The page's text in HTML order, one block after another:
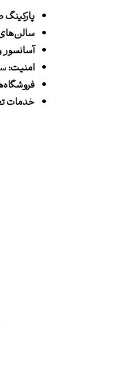
پارکینگ
آسانسور
امنیت:
خدمات